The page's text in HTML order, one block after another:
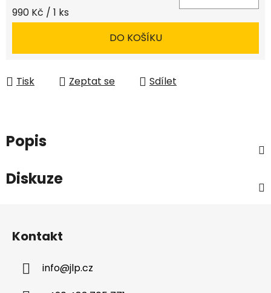
Měrná cena:
990 Kč / 1 ks
DO KOŠÍKU
Tisk Zeptat se Sdílet
Popis
Diskuze
Kontakt
info@jlp.cz